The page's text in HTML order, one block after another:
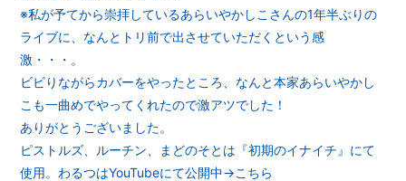
※私が予てから崇拝しているあらいやかしこさんの1年半ぶりの
ライブに、なんとトリ前で出させていただくという感
激・・・。
ビビりながらカバーをやったところ、なんと本家あらいやかし
こも一曲めでやってくれたので激アツでした！
ありがとうございました。
ピストルズ、ルーチン、まどのそとは『初期のイナイチ』にて
使用。わるつはYouTubeにて公開中→こちら